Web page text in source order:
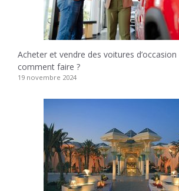
Acheter et vendre des voitures d’occasion
comment faire ?
19 novembre 2024